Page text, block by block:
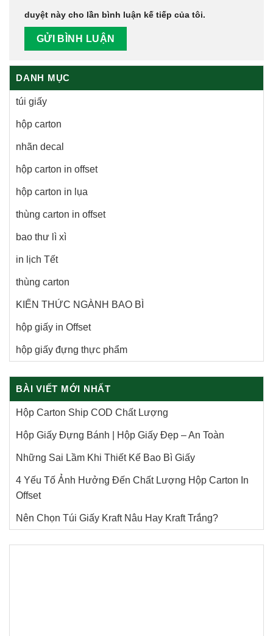
duyệt này cho lần bình luận kế tiếp của tôi.
DANH MỤC
túi giấy
hộp carton
nhãn decal
hộp carton in offset
hộp carton in lụa
thùng carton in offset
bao thư lì xì
in lịch Tết
thùng carton
KIẾN THỨC NGÀNH BAO BÌ
hộp giấy in Offset
hộp giấy đựng thực phẩm
BÀI VIẾT MỚI NHẤT
Hộp Carton Ship COD Chất Lượng
Hộp Giấy Đựng Bánh | Hộp Giấy Đẹp – An Toàn
Những Sai Lầm Khi Thiết Kế Bao Bì Giấy
4 Yếu Tố Ảnh Hưởng Đến Chất Lượng Hộp Carton In
Offset
Nên Chọn Túi Giấy Kraft Nâu Hay Kraft Trắng?